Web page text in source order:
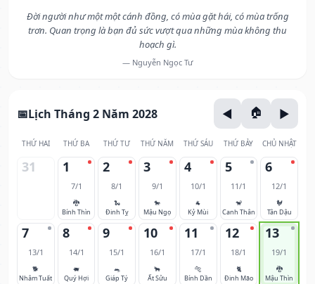
Đời người như một một cánh đồng, có mùa gặt hái, có mùa trống
trơn. Quan trọng là bạn đủ sức vượt qua những mùa không thu
hoạch gì.
— Nguyễn Ngọc Tư
Lịch Tháng 2 Năm 2028
THỨ HAI THỨ BA THỨ TƯ THỨ NĂM THỨ SÁU THỨ BẢY CHỦ NHẬT
31 1
7/1
🐉
Bính Thìn
2
8/1
🐍
Đinh Tỵ
3
9/1
🐎
Mậu Ngọ
4
10/1
🐐
Kỷ Mùi
5
11/1
🐒
Canh Thân
6
12/1
🐓
Tân Dậu
7
13/1
🐕
Nhâm Tuất
8
14/1
🐖
Quý Hợi
9
15/1
🐀
Giáp Tý
10
16/1
🐂
Ất Sửu
11
17/1
🐅
Bính Dần
12
18/1
🐈
Đinh Mão
13
19/1
🐉
Mậu Thìn